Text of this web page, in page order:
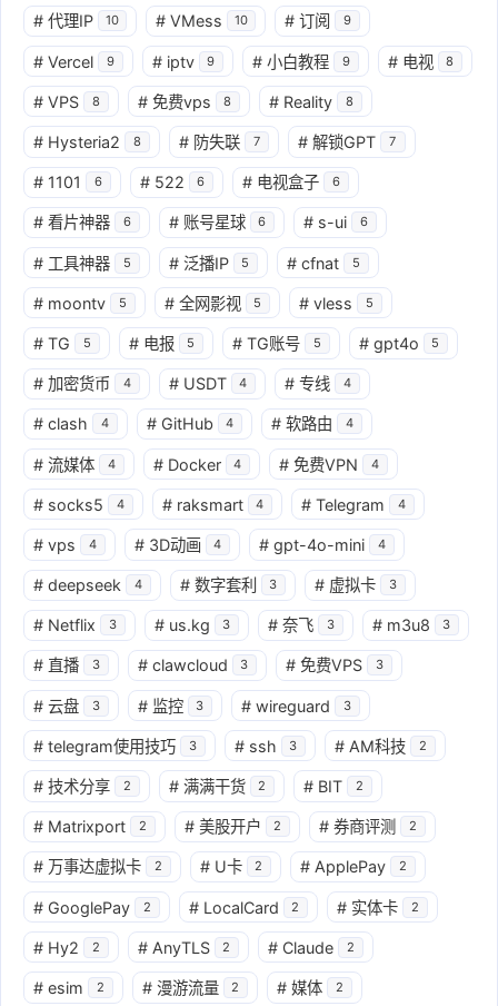
# 代理IP 10 # VMess 10 # 订阅 9
# Vercel 9 # iptv 9 # 小白教程 9 # 电视 8
# VPS 8 # 免费vps 8 # Reality 8
# Hysteria2 8 # 防失联 7 # 解锁GPT 7
# 1101 6 # 522 6 # 电视盒子 6
# 看片神器 6 # 账号星球 6 # s-ui 6
# 工具神器 5 # 泛播IP 5 # cfnat 5
# moontv 5 # 全网影视 5 # vless 5
# TG 5 # 电报 5 # TG账号 5 # gpt4o 5
# 加密货币 4 # USDT 4 # 专线 4
# clash 4 # GitHub 4 # 软路由 4
# 流媒体 4 # Docker 4 # 免费VPN 4
# socks5 4 # raksmart 4 # Telegram 4
# vps 4 # 3D动画 4 # gpt-4o-mini 4
# deepseek 4 # 数字套利 3 # 虚拟卡 3
# Netflix 3 # us.kg 3 # 奈飞 3 # m3u8 3
# 直播 3 # clawcloud 3 # 免费VPS 3
# 云盘 3 # 监控 3 # wireguard 3
# telegram使用技巧 3 # ssh 3 # AM科技 2
# 技术分享 2 # 满满干货 2 # BIT 2
# Matrixport 2 # 美股开户 2 # 券商评测 2
# 万事达虚拟卡 2 # U卡 2 # ApplePay 2
# GooglePay 2 # LocalCard 2 # 实体卡 2
# Hy2 2 # AnyTLS 2 # Claude 2
# esim 2 # 漫游流量 2 # 媒体 2